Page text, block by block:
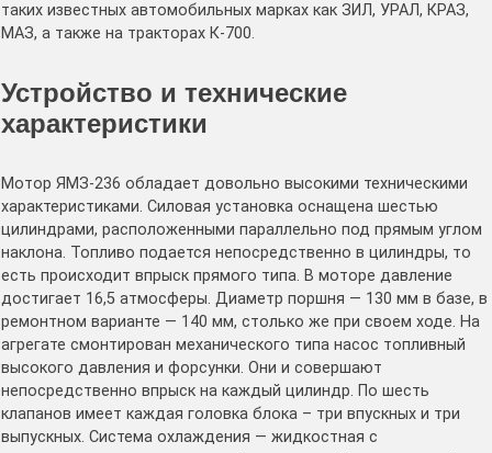
таких известных автомобильных марках как ЗИЛ, УРАЛ, КРАЗ,
МАЗ, а также на тракторах К-700.
Устройство и технические
характеристики
Мотор ЯМЗ-236 обладает довольно высокими техническими
характеристиками. Силовая установка оснащена шестью
цилиндрами, расположенными параллельно под прямым углом
наклона. Топливо подается непосредственно в цилиндры, то
есть происходит впрыск прямого типа. В моторе давление
достигает 16,5 атмосферы. Диаметр поршня — 130 мм в базе, в
ремонтном варианте — 140 мм, столько же при своем ходе. На
агрегате смонтирован механического типа насос топливный
высокого давления и форсунки. Они и совершают
непосредственно впрыск на каждый цилиндр. По шесть
клапанов имеет каждая головка блока – три впускных и три
выпускных. Система охлаждения — жидкостная с